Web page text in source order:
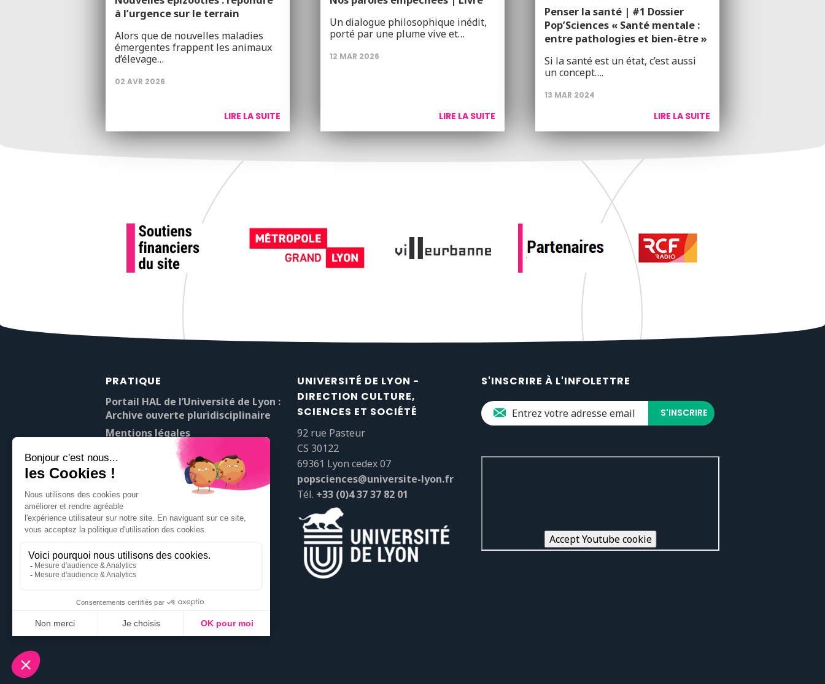
à l’urgence sur le terrain
Alors que de nouvelles maladies
émergentes frappent les animaux
d’élevage…
02 AVR 2026
LIRE LA SUITE
Un dialogue philosophique inédit,
porté par une plume vive et…
12 MAR 2026
LIRE LA SUITE
Penser la santé | #1 Dossier
Pop’Sciences « Santé mentale :
entre pathologies et bien-être »
Si la santé est un état, c’est aussi
un concept….
13 MAR 2024
LIRE LA SUITE
PRATIQUE
Portail HAL de l’Université de Lyon :
Archive ouverte pluridisciplinaire
Mentions légales
À propos de Pop’Sciences
Contact
UNIVERSITÉ DE LYON -
DIRECTION CULTURE,
SCIENCES ET SOCIÉTÉ
92 rue Pasteur
CS 30122
69361 Lyon cedex 07
popsciences@universite-lyon.fr
Tél. +33 (0)4 37 37 82 01
S'INSCRIRE À L'INFOLETTRE
Accept Youtube cookie